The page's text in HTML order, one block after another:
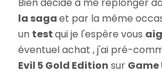
la sagaet par la même
un testqui je l'espère vous
éventuel achat , j'ai pré-
Evil 5 Gold Edition sur Game